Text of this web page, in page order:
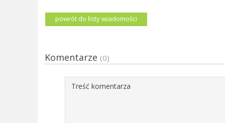
powrót do listy wiadomości
Komentarze (0)